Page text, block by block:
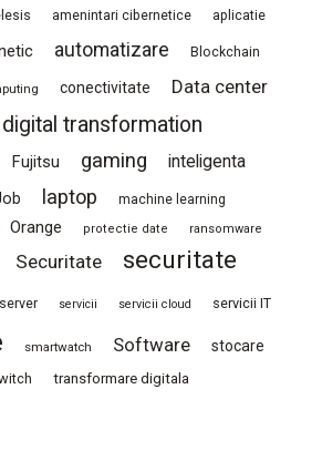
amenintari cibernetice aplicatie
automatizare Blockchain
conectivitate Data center
digital transformation
Fujitsu gaming
inteligenta
laptop machine learning
Orange protectie date ransomware
Securitate
securitate
server servicii servicii cloud servicii IT
smartwatch Software stocare
transformare digitala